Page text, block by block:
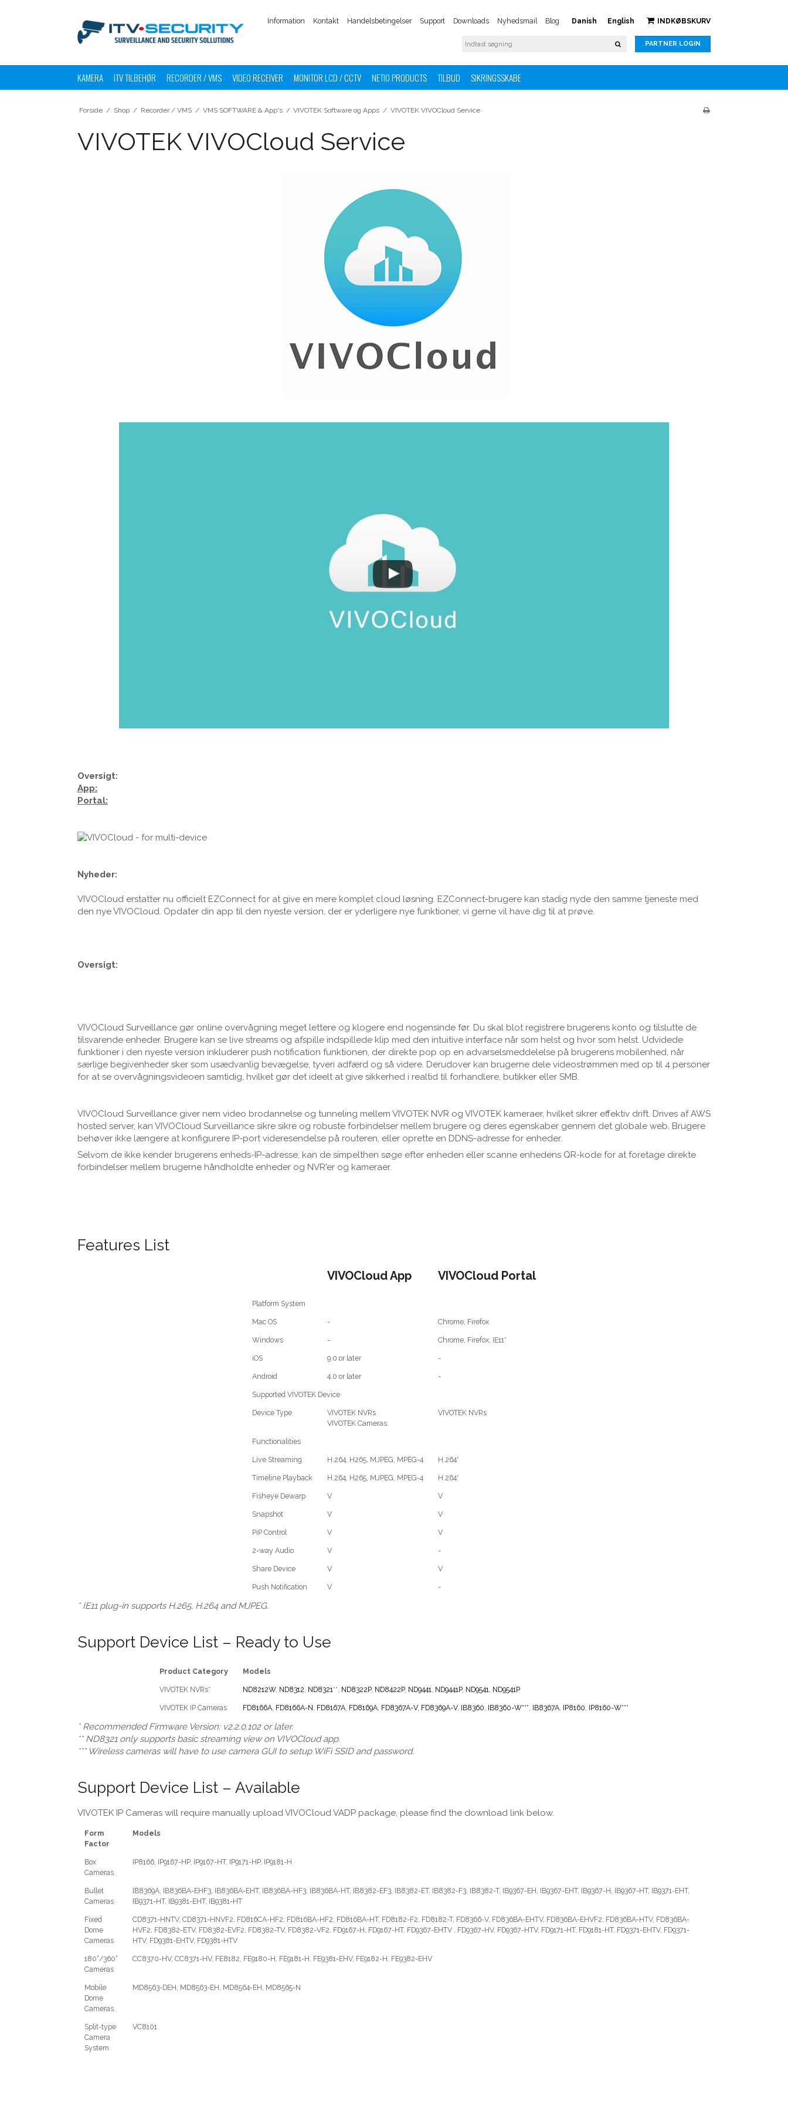
Information Kontakt Handelsbetingelser Support Downloads Nyhedsmail Blog Danish English INDKØBSKURV
PARTNER LOGIN
KAMERA ITV TILBEHØR RECORDER / VMS VIDEO RECEIVER MONITOR LCD / CCTV NETIO PRODUCTS TILBUD SIKRINGSSKABE
Forside / Shop / Recorder / VMS / VMS SOFTWARE & App's / VIVOTEK Software og Apps / VIVOTEK VIVOCloud Service
VIVOTEK VIVOCloud Service
Oversigt:
App:
Portal:
Nyheder:
VIVOCloud erstatter nu officielt EZConnect for at give en mere komplet cloud løsning. EZConnect-brugere kan stadig nyde den samme tjeneste med
den nye VIVOCloud. Opdater din app til den nyeste version, der er yderligere nye funktioner, vi gerne vil have dig til at prøve.
Oversigt:
VIVOCloud Surveillance gør online overvågning meget lettere og klogere end nogensinde før. Du skal blot registrere brugerens konto og tilslutte de
tilsvarende enheder. Brugere kan se live streams og afspille indspillede klip med den intuitive interface når som helst og hvor som helst. Udvidede
funktioner i den nyeste version inkluderer push notification funktionen, der direkte pop op en advarselsmeddelelse på brugerens mobilenhed, når
særlige begivenheder sker som usædvanlig bevægelse, tyveri adfærd og så videre. Derudover kan brugerne dele videostrømmen med op til 4 personer
for at se overvågningsvideoen samtidig, hvilket gør det ideelt at give sikkerhed i realtid til forhandlere, butikker eller SMB.
VIVOCloud Surveillance giver nem video brodannelse og tunneling mellem VIVOTEK NVR og VIVOTEK kameraer, hvilket sikrer effektiv drift. Drives af AWS
hosted server, kan VIVOCloud Surveillance sikre sikre og robuste forbindelser mellem brugere og deres egenskaber gennem det globale web. Brugere
behøver ikke længere at konfigurere IP-port videresendelse på routeren, eller oprette en DDNS-adresse for enheder.
Selvom de ikke kender brugerens enheds-IP-adresse, kan de simpelthen søge efter enheden eller scanne enhedens QR-kode for at foretage direkte
forbindelser mellem brugerne håndholdte enheder og NVR'er og kameraer.
Features List
VIVOCloud App VIVOCloud Portal
Platform System
Mac OS - Chrome, Firefox
Windows - Chrome, Firefox, IE11*
iOS 9.0 or later -
Android 4.0 or later -
Supported VIVOTEK Device
Device Type
VIVOTEK NVRs
VIVOTEK Cameras
VIVOTEK NVRs
Functionalities
Live Streaming H.264, H265, MJPEG, MPEG-4 H.264*
Timeline Playback H.264, H265, MJPEG, MPEG-4 H.264*
Fisheye Dewarp V V
Snapshot V V
PiP Control V V
2-way Audio V -
Share Device V V
Push Notification V -
* IE11 plug-in supports H.265, H.264 and MJPEG.
Support Device List – Ready to Use
Product Category Models
VIVOTEK NVRs* ND8212W, ND8312 ND8321 **, ND8322P, ND8422P, ND9441 ND9441P, ND9541 ND9541P
VIVOTEK IP Cameras FD8166A, FD8166A-N FD8167A, FD8169A, FD8367A-V, FD8369A-V, IB8360 IB8360-W*** IB8367A, IP8160 IP8160-W***
* Recommended Firmware Version: v2.2.0.102 or later.
** ND8321 only supports basic streaming view on VIVOCloud app.
*** Wireless cameras will have to use camera GUI to setup WiFi SSID and password.
Support Device List – Available
VIVOTEK IP Cameras will require manually upload VIVOCloud VADP package, please find the download link below.
Form
Factor
Models
Box
Cameras
IP8166, IP9167-HP, IP9167-HT, IP9171-HP, IP9181-H
Bullet
Cameras
IB8369A, IB836BA-EHF3, IB836BA-EHT, IB836BA-HF3, IB836BA-HT, IB8382-EF3, IB8382-ET, IB8382-F3, IB8382-T, IB9367-EH, IB9367-EHT, IB9367-H, IB9367-HT, IB9371-EHT,
IB9371-HT, IB9381-EHT, IB9381-HT
Fixed
Dome
Cameras
CD8371-HNTV, CD8371-HNVF2, FD816CA-HF2, FD816BA-HF2, FD816BA-HT, FD8182-F2, FD8182-T, FD8366-V, FD836BA-EHTV, FD836BA-EHVF2, FD836BA-HTV, FD836BA-
HVF2, FD8382-ETV, FD8382-EVF2, FD8382-TV, FD8382-VF2, FD9167-H, FD9167-HT, FD9367-EHTV , FD9367-HV, FD9367-HTV, FD9171-HT, FD9181-HT, FD9371-EHTV, FD9371-
HTV, FD9381-EHTV, FD9381-HTV
180°/360°
Cameras
CC8370-HV, CC8371-HV, FE8182, FE9180-H, FE9181-H, FE9381-EHV, FE9182-H, FE9382-EHV
Mobile
Dome
Cameras
MD8563-DEH, MD8563-EH, MD8564-EH, MD8565-N
Split-type
Camera
System
VC8101